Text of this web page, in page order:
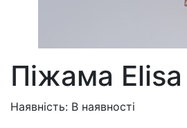
Піжама Elisa
Наявність: В наявності